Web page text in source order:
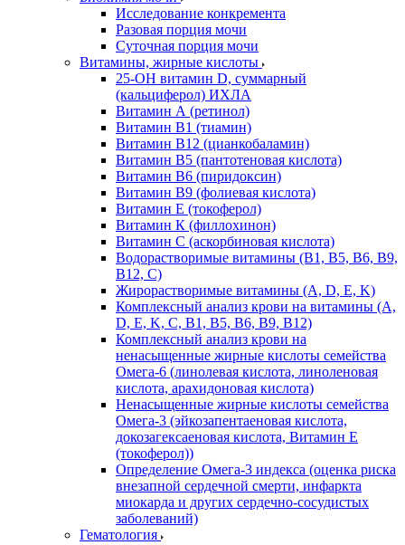
Исследование конкремента
Разовая порция мочи
Суточная порция мочи
Витамины, жирные кислоты
25-OH витамин D, суммарный
(кальциферол) ИХЛА
Витамин А (ретинол)
Витамин В1 (тиамин)
Витамин В12 (цианкобаламин)
Витамин В5 (пантотеновая кислота)
Витамин В6 (пиридоксин)
Витамин В9 (фолиевая кислота)
Витамин Е (токоферол)
Витамин К (филлохинон)
Витамин С (аскорбиновая кислота)
Водорастворимые витамины (B1, B5, B6, В9,
В12, С)
Жирорастворимые витамины (A, D, E, K)
Комплексный анализ крови на витамины (A,
D, E, K, C, B1, B5, B6, В9, B12)
Комплексный анализ крови на
ненасыщенные жирные кислоты семейства
Омега-6 (линолевая кислота, линоленовая
кислота, арахидоновая кислота)
Ненасыщенные жирные кислоты семейства
Омега-3 (эйкозапентаеновая кислота,
докозагексаеновая кислота, Витамин E
(токоферол))
Определение Омега-3 индекса (оценка риска
внезапной сердечной смерти, инфаркта
миокарда и других сердечно-сосудистых
заболеваний)
Гематология